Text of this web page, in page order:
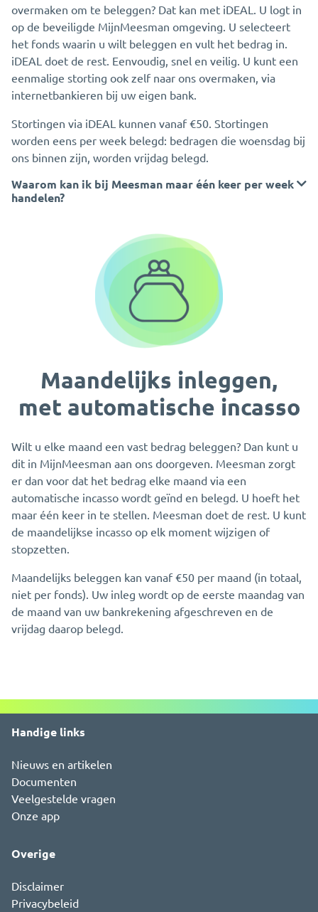
overmaken om te beleggen? Dat kan met iDEAL. U logt in
op de beveiligde MijnMeesman omgeving. U selecteert
het fonds waarin u wilt beleggen en vult het bedrag in.
iDEAL doet de rest. Eenvoudig, snel en veilig. U kunt een
eenmalige storting ook zelf naar ons overmaken, via
internetbankieren bij uw eigen bank.
Stortingen via iDEAL kunnen vanaf €50. Stortingen
worden eens per week belegd: bedragen die woensdag bij
ons binnen zijn, worden vrijdag belegd.
Waarom kan ik bij Meesman maar één keer per week
handelen?
Maandelijks inleggen,
met automatische incasso
Wilt u elke maand een vast bedrag beleggen? Dan kunt u
dit in MijnMeesman aan ons doorgeven. Meesman zorgt
er dan voor dat het bedrag elke maand via een
automatische incasso wordt geïnd en belegd. U hoeft het
maar één keer in te stellen. Meesman doet de rest. U kunt
de maandelijkse incasso op elk moment wijzigen of
stopzetten.
Maandelijks beleggen kan vanaf €50 per maand (in totaal,
niet per fonds). Uw inleg wordt op de eerste maandag van
de maand van uw bankrekening afgeschreven en de
vrijdag daarop belegd.
Handige links
Nieuws en artikelen
Documenten
Veelgestelde vragen
Onze app
Overige
Disclaimer
Privacybeleid